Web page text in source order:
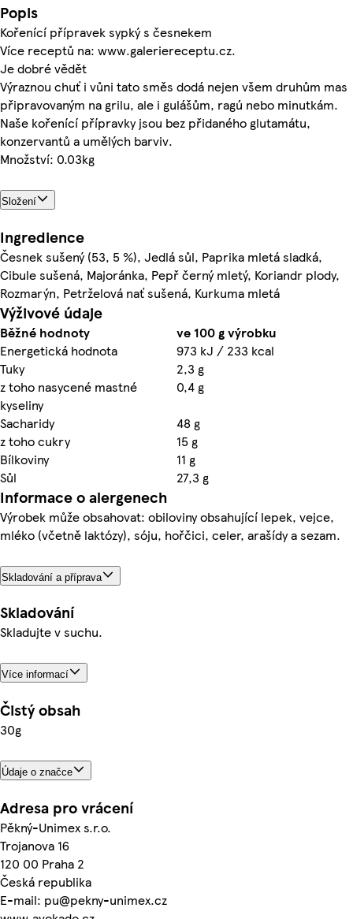
Popis
Kořenící přípravek sypký s česnekem
Více receptů na: www.galeriereceptu.cz.
Je dobré vědět
Výraznou chuť i vůni tato směs dodá nejen všem druhům mas
připravovaným na grilu, ale i gulášům, ragú nebo minutkám.
Naše kořenící přípravky jsou bez přidaného glutamátu,
konzervantů a umělých barviv.
Množství: 0.03kg
Složení
Ingredience
Česnek sušený (53, 5 %), Jedlá sůl, Paprika mletá sladká,
Cibule sušená, Majoránka, Pepř černý mletý, Koriandr plody,
Rozmarýn, Petrželová nať sušená, Kurkuma mletá
Výživové údaje
Běžné hodnoty
ve 100 g výrobku
Energetická hodnota
973 kJ / 233 kcal
Tuky
2,3 g
z toho nasycené mastné
kyseliny
0,4 g
Sacharidy
48 g
z toho cukry
15 g
Bílkoviny
11 g
Sůl
27,3 g
Informace o alergenech
Výrobek může obsahovat: obiloviny obsahující lepek, vejce,
mléko (včetně laktózy), sóju, hořčici, celer, arašídy a sezam.
Skladování a příprava
Skladování
Skladujte v suchu.
Více informací
Čistý obsah
30g
Údaje o značce
Adresa pro vrácení
Pěkný-Unimex s.r.o.
Trojanova 16
120 00 Praha 2
Česká republika
E-mail: pu@pekny-unimex.cz